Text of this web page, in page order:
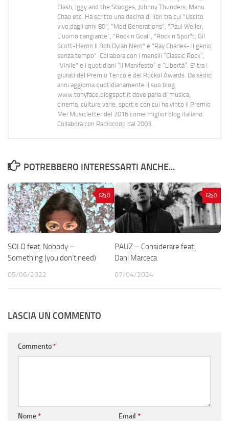
Clash, Iggy and the Stooges, Johnny Thunders, Manu
Chao etc. Ha scritto una decina di libri tra cui "Uscito
vivo dagli anni 80", "Mod Generations", "Paul Weller,
L’uomo cangiante", "Rock n Goal", "Rock n Spor"t, Gil
Scott-Heron Il Bob Dylan Nero" e "Ray Charles- Il genio
senza tempo". Collabora con i mensili “Classic Rock”,
"Vinile" e i quotidiani “Il Manifesto” e “Libertà”. E' tra i
giurati del Premio Tenco e del Rockol Awards. Da sedici
anni aggiorna quotidianamente il suo blog
www.tonyface.blogspot.it dove parla di musica,
cinema, culture varie, sport e con cui ha vinto il Premio
Mei Musicletter del 2016 come miglior blog italiano.
Collabora con Radiocoop dal 2003.
POTREBBERO INTERESSARTI ANCHE...
0
SOLO feat. Nobody –
Something (you don’t need)
05/06/2022
0
PAUZ – Considerare feat.
Dani Marceca
07/04/2024
LASCIA UN COMMENTO
Commento*
Nome* Email *